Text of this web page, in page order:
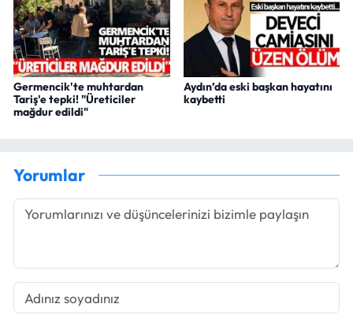
Germencik'te muhtardan
Tariş'e tepki! "Üreticiler
mağdur edildi"
Aydın’da eski başkan hayatını
kaybetti
Yorumlar